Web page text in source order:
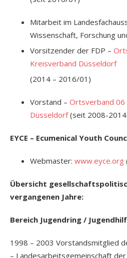
Mitarbeit im
Wissenschaft, Forschung
Vorsitzender der FDP –
Kreisverband Düsseldorf
(2014 – 2016/01)
Vorstand – Ortsverband 06
Düsseldorf(seit 2008-
EYCE – Ecumenical Youth
Webmaster: www.eyce.org
Übersicht
vergangenen Jahre:
Bereich Jugendring /
1998 – 2003 Vorstandsmitglied
– Landesarbeitsgemeinschaft